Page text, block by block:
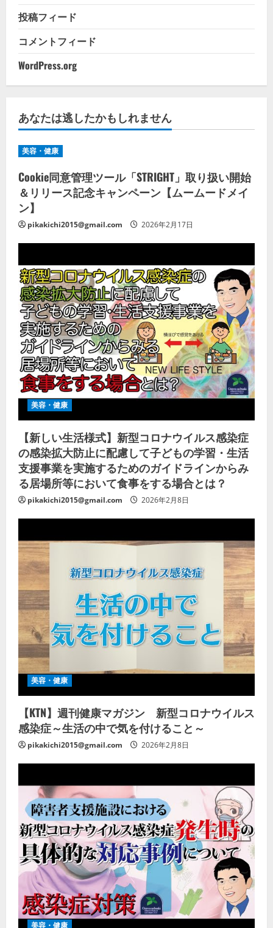
投稿フィード
コメントフィード
WordPress.org
あなたは逃したかもしれません
美容・健康
Cookie同意管理ツール「STRIGHT」取り扱い開始
＆リリース記念キャンペーン【ムームードメイ
ン】
pikakichi2015@gmail.com 2026年2月17日
美容・健康
【新しい生活様式】新型コロナウイルス感染症
の感染拡大防止に配慮して子どもの学習・生活
支援事業を実施するためのガイドラインからみ
る居場所等において食事をする場合とは？
pikakichi2015@gmail.com 2026年2月8日
美容・健康
【KTN】週刊健康マガジン 新型コロナウイルス
感染症～生活の中で気を付けること～
pikakichi2015@gmail.com 2026年2月8日
美容・健康